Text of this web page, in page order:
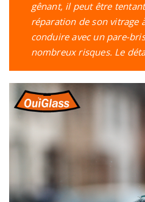
gênant, il peut être
réparation de son vitrage
conduire avec un pare-
nombreux risques. Le